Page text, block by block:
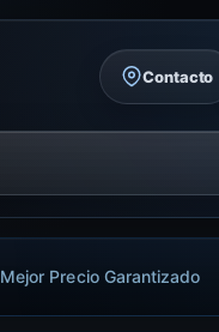
Contacto
Mejor Precio Garantizado